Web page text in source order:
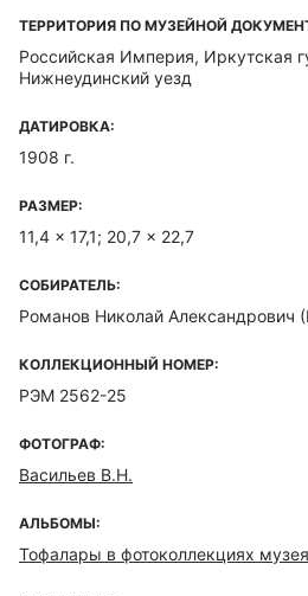
ТЕРРИТОРИЯ ПО МУЗЕЙНОЙ
Российская Империя, Иркутская
Нижнеудинский уезд
ДАТИРОВКА:
1908 г.
РАЗМЕР:
11,4 x 17,1; 20,7 x 22,7
СОБИРАТЕЛЬ:
Романов Николай Александрович
КОЛЛЕКЦИОННЫЙ НОМЕР:
РЭМ 2562-25
ФОТОГРАФ:
Васильев В.Н.
АЛЬБОМЫ:
Тофалары в фотоколлекциях музея